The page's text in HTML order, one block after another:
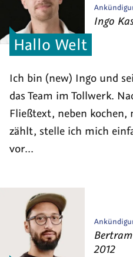
Hallo Welt
Ich bin (new) Ingo und
das Team im Tollwerk.
Fließtext, neben
zählt, stelle ich mich
vor...
als
von
Ingo
als
von
2012